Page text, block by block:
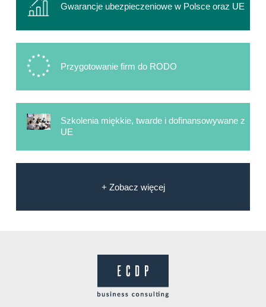
Gwarancje ubezpieczeniowe w Polsce oraz UE
Przygotowanie firm do RODO
Szkolenia miękkie, twarde i dofinansowywane z
UE
+ Zobacz więcej